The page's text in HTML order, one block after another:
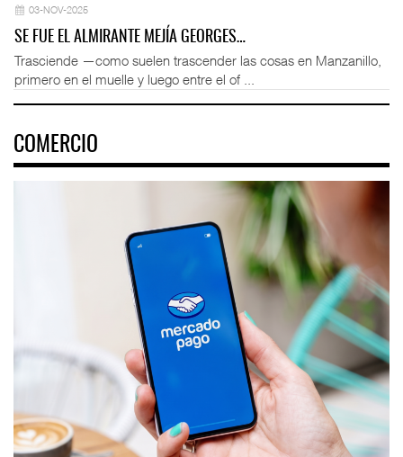
03-NOV-2025
SE FUE EL ALMIRANTE MEJÍA GEORGES…
Trasciende —como suelen trascender las cosas en Manzanillo,
primero en el muelle y luego entre el of ...
COMERCIO